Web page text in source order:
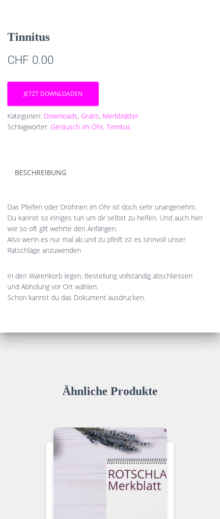
Tinnitus
CHF 0.00
JETZT DOWNLOADEN
Kategorien: Downloads, Gratis, Merkblätter
Schlagwörter: Geräusch im Ohr, Tinnitus
BESCHREIBUNG
Das Pfeifen oder Dröhnen im Ohr ist doch sehr unangenehm.
Du kannst so einiges tun um dir selbst zu helfen. Und auch hier
wie so oft gilt wehrte den Anfängen.
Also wenn es nur mal ab und zu pfeift ist es sinnvoll unser
Ratschläge anzuwenden
In den Warenkorb legen, Bestellung vollständig abschliessen
und Abholung vor Ort wählen.
Schon kannst du das Dokument ausdrucken.
Ähnliche Produkte